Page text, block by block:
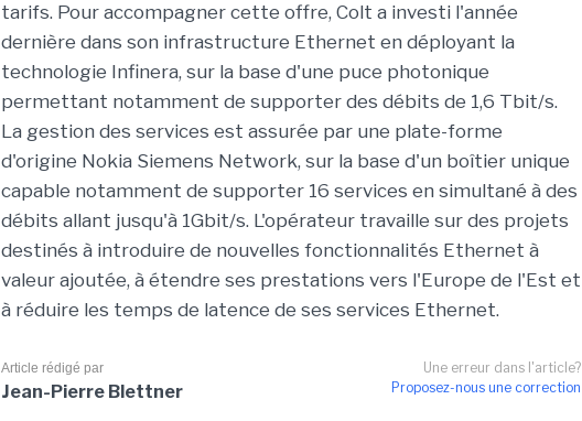
tarifs. Pour accompagner cette offre, Colt a investi l'année
dernière dans son infrastructure Ethernet en déployant la
technologie Infinera, sur la base d'une puce photonique
permettant notamment de supporter des débits de 1,6 Tbit/s.
La gestion des services est assurée par une plate-forme
d'origine Nokia Siemens Network, sur la base d'un boîtier unique
capable notamment de supporter 16 services en simultané à des
débits allant jusqu'à 1Gbit/s. L'opérateur travaille sur des projets
destinés à introduire de nouvelles fonctionnalités Ethernet à
valeur ajoutée, à étendre ses prestations vers l'Europe de l'Est et
à réduire les temps de latence de ses services Ethernet.
Une erreur dans l'article?
Proposez-nous une correction
Article rédigé par
Jean-Pierre Blettner